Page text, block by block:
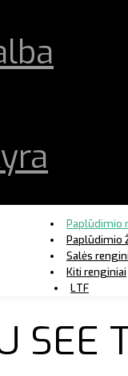
Paplūdimio
Paplūdimio
Salės
Kiti renginiai
LTF
SEE